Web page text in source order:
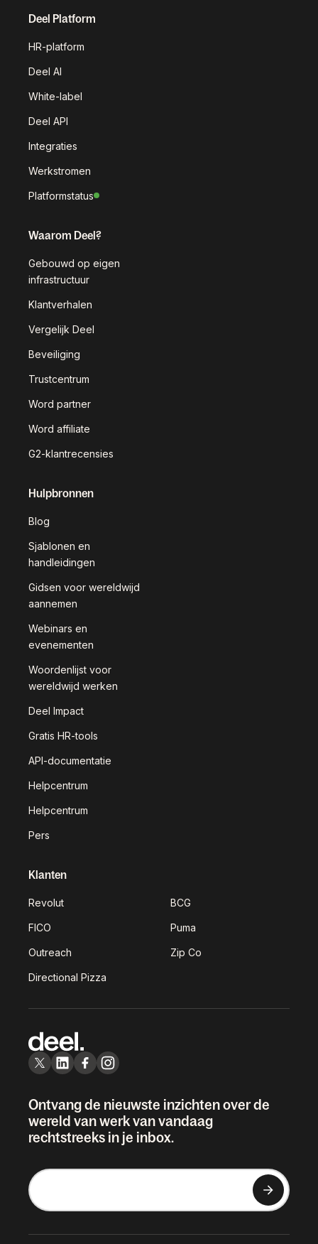
Deel Platform
HR-platform
Deel AI
White-label
Deel API
Integraties
Werkstromen
Platformstatus
Waarom Deel?
Gebouwd op eigen
infrastructuur
Klantverhalen
Vergelijk Deel
Beveiliging
Trustcentrum
Word partner
Word affiliate
G2-klantrecensies
Hulpbronnen
Blog
Sjablonen en
handleidingen
Gidsen voor wereldwijd
aannemen
Webinars en
evenementen
Woordenlijst voor
wereldwijd werken
Deel Impact
Gratis HR-tools
API-documentatie
Helpcentrum
Helpcentrum
Pers
Klanten
Revolut BCG
FICO Puma
Outreach Zip Co
Directional Pizza
Ontvang de nieuwste inzichten over de
wereld van werk van vandaag
rechtstreeks in je inbox.